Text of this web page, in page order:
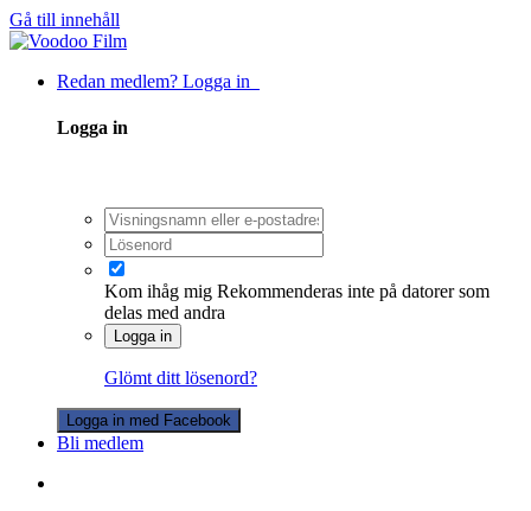
Gå till innehåll
Redan medlem? Logga in
Logga in
Kom ihåg mig Rekommenderas inte på datorer som
delas med andra
Logga in
Glömt ditt lösenord?
Logga in med Facebook
Bli medlem